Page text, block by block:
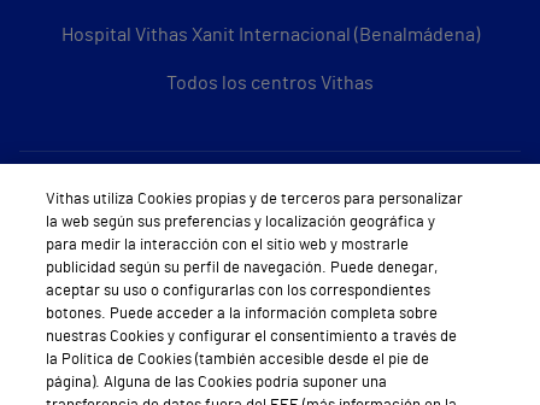
Hospital Vithas Xanit Internacional (Benalmádena)
Todos los centros Vithas
Sobre Vithas
Quiénes somos
Trabajar en Vithas
Teléfono Cita Médica
Teléfono Atención al Cliente
Vithas utiliza Cookies propias y de terceros para personalizar
la web según sus preferencias y localización geográfica y
para medir la interacción con el sitio web y mostrarle
publicidad según su perfil de navegación. Puede denegar,
aceptar su uso o configurarlas con los correspondientes
botones. Puede acceder a la información completa sobre
nuestras Cookies y configurar el consentimiento a través de
la Política de Cookies (también accesible desde el pie de
página). Alguna de las Cookies podría suponer una